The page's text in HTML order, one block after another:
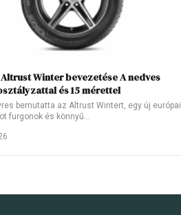
Winter bevezetése A nedves
és 15 mérettel
bemutatta az Altrust Wintert, egy új európai
furgonok és könnyű…